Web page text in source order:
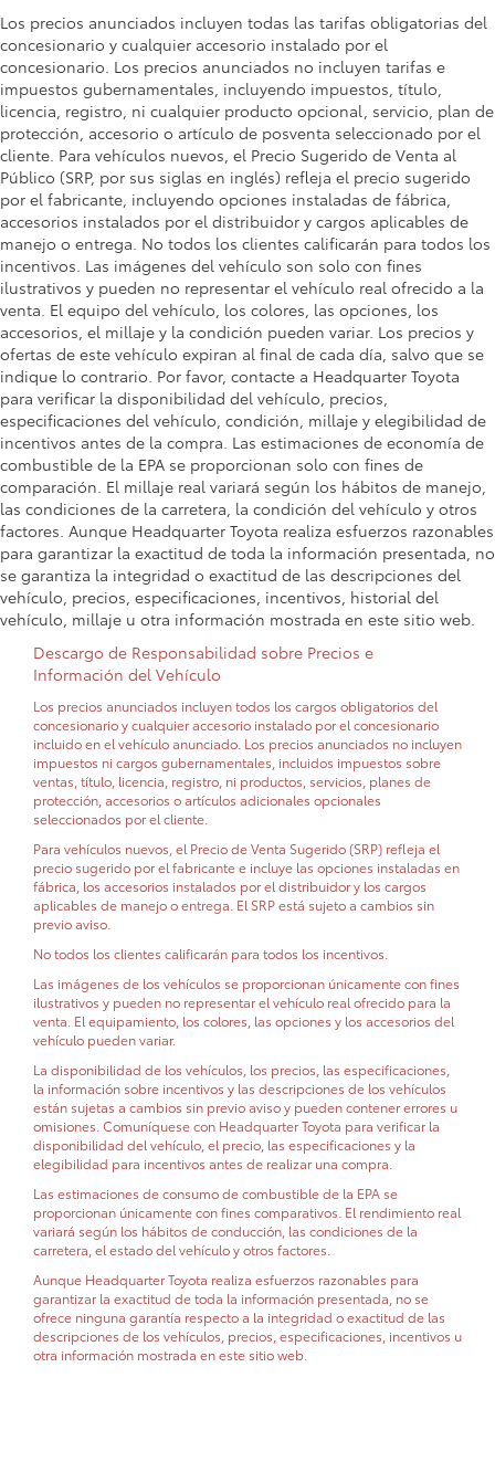
Los precios anunciados incluyen todas las tarifas obligatorias del
concesionario y cualquier accesorio instalado por el
concesionario. Los precios anunciados no incluyen tarifas e
impuestos gubernamentales, incluyendo impuestos, título,
licencia, registro, ni cualquier producto opcional, servicio, plan de
protección, accesorio o artículo de posventa seleccionado por el
cliente. Para vehículos nuevos, el Precio Sugerido de Venta al
Público (SRP, por sus siglas en inglés) refleja el precio sugerido
por el fabricante, incluyendo opciones instaladas de fábrica,
accesorios instalados por el distribuidor y cargos aplicables de
manejo o entrega. No todos los clientes calificarán para todos los
incentivos. Las imágenes del vehículo son solo con fines
ilustrativos y pueden no representar el vehículo real ofrecido a la
venta. El equipo del vehículo, los colores, las opciones, los
accesorios, el millaje y la condición pueden variar. Los precios y
ofertas de este vehículo expiran al final de cada día, salvo que se
indique lo contrario. Por favor, contacte a Headquarter Toyota
para verificar la disponibilidad del vehículo, precios,
especificaciones del vehículo, condición, millaje y elegibilidad de
incentivos antes de la compra. Las estimaciones de economía de
combustible de la EPA se proporcionan solo con fines de
comparación. El millaje real variará según los hábitos de manejo,
las condiciones de la carretera, la condición del vehículo y otros
factores. Aunque Headquarter Toyota realiza esfuerzos razonables
para garantizar la exactitud de toda la información presentada, no
se garantiza la integridad o exactitud de las descripciones del
vehículo, precios, especificaciones, incentivos, historial del
vehículo, millaje u otra información mostrada en este sitio web.
Descargo de Responsabilidad sobre Precios e
Información del Vehículo
Los precios anunciados incluyen todos los cargos obligatorios del
concesionario y cualquier accesorio instalado por el concesionario
incluido en el vehículo anunciado. Los precios anunciados no incluyen
impuestos ni cargos gubernamentales, incluidos impuestos sobre
ventas, título, licencia, registro, ni productos, servicios, planes de
protección, accesorios o artículos adicionales opcionales
seleccionados por el cliente.
Para vehículos nuevos, el Precio de Venta Sugerido (SRP) refleja el
precio sugerido por el fabricante e incluye las opciones instaladas en
fábrica, los accesorios instalados por el distribuidor y los cargos
aplicables de manejo o entrega. El SRP está sujeto a cambios sin
previo aviso.
No todos los clientes calificarán para todos los incentivos.
Las imágenes de los vehículos se proporcionan únicamente con fines
ilustrativos y pueden no representar el vehículo real ofrecido para la
venta. El equipamiento, los colores, las opciones y los accesorios del
vehículo pueden variar.
La disponibilidad de los vehículos, los precios, las especificaciones,
la información sobre incentivos y las descripciones de los vehículos
están sujetas a cambios sin previo aviso y pueden contener errores u
omisiones. Comuníquese con Headquarter Toyota para verificar la
disponibilidad del vehículo, el precio, las especificaciones y la
elegibilidad para incentivos antes de realizar una compra.
Las estimaciones de consumo de combustible de la EPA se
proporcionan únicamente con fines comparativos. El rendimiento real
variará según los hábitos de conducción, las condiciones de la
carretera, el estado del vehículo y otros factores.
Aunque Headquarter Toyota realiza esfuerzos razonables para
garantizar la exactitud de toda la información presentada, no se
ofrece ninguna garantía respecto a la integridad o exactitud de las
descripciones de los vehículos, precios, especificaciones, incentivos u
otra información mostrada en este sitio web.